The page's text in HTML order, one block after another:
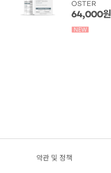
OSTER
64,000원
약관 및 정책